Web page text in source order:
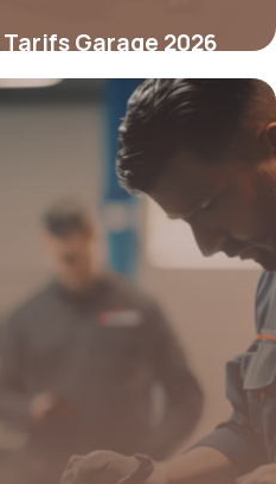
Garage 2026